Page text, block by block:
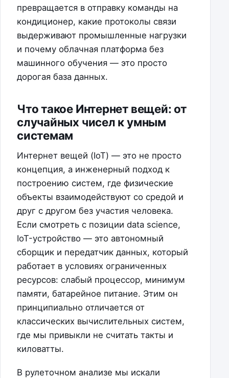
превращается в отправку команды на
кондиционер, какие протоколы связи
выдерживают промышленные нагрузки
и почему облачная платформа без
машинного обучения — это просто
дорогая база данных.
Что такое Интернет вещей: от
случайных чисел к умным
системам
Интернет вещей (IoT) — это не просто
концепция, а инженерный подход к
построению систем, где физические
объекты взаимодействуют со средой и
друг с другом без участия человека.
Если смотреть с позиции data science,
IoT-устройство — это автономный
сборщик и передатчик данных, который
работает в условиях ограниченных
ресурсов: слабый процессор, минимум
памяти, батарейное питание. Этим он
принципиально отличается от
классических вычислительных систем,
где мы привыкли не считать такты и
киловатты.
В рулеточном анализе мы искали